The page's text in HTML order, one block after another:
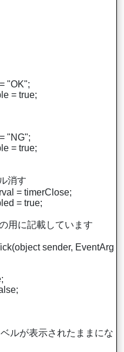
true;
true;
す
timerClose;
= true;
用に記載しています
sender, EventArg
ルが表示されたままにな